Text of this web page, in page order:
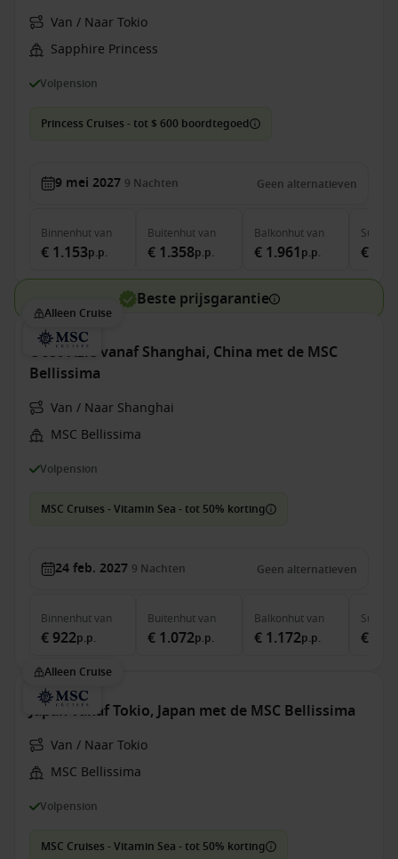
Van / Naar Tokio
Sapphire Princess
Volpension
Princess Cruises - tot $ 600 boordtegoed
9 mei 2027 9 Nachten Geen alternatieven
Binnenhutvan
€ 1.153p.p.
Buitenhutvan
€ 1.358p.p.
Balkonhutvan
€ 1.961 p.p.
Suite
€
Beste prijsgarantie
Alleen Cruise
Oost-Azië vanaf Shanghai, China met de MSC
Bellissima
Van / Naar Shanghai
MSC Bellissima
Volpension
MSC Cruises - Vitamin Sea - tot 50% korting
24 feb. 2027 9 Nachten Geen alternatieven
Binnenhutvan
€ 922p.p.
Buitenhutvan
€ 1.072p.p.
Balkonhutvan
€ 1.172p.p.
Suite
€
Alleen Cruise
Japan vanaf Tokio, Japan met de MSC Bellissima
Van / Naar Tokio
MSC Bellissima
Volpension
MSC Cruises - Vitamin Sea - tot 50% korting